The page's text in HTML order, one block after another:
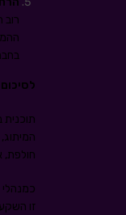
רוב
לסיכום
חולפת,
כמנהלי
זו